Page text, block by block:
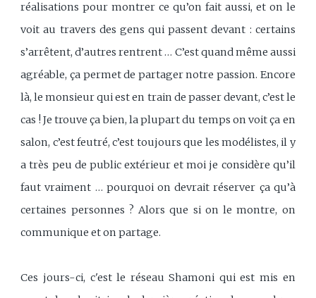
réalisations pour montrer ce qu’on fait aussi, et on le
voit au travers des gens qui passent devant : certains
s’arrêtent, d’autres rentrent … C’est quand même aussi
agréable, ça permet de partager notre passion. Encore
là, le monsieur qui est en train de passer devant, c’est le
cas ! Je trouve ça bien, la plupart du temps on voit ça en
salon, c’est feutré, c’est toujours que les modélistes, il y
a très peu de public extérieur et moi je considère qu’il
faut vraiment … pourquoi on devrait réserver ça qu’à
certaines personnes ? Alors que si on le montre, on
communique et on partage.
Ces jours-ci, c'est le réseau Shamoni qui est mis en